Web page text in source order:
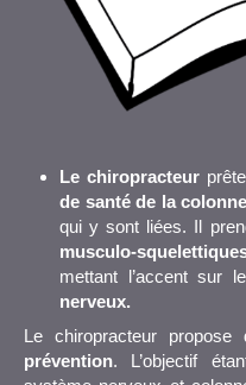
Le chiropracteurprête
de santé de la
qui y sont liées. Il
musculo-
mettant l’accent sur
nerveux.
Le chiropracteur propose
prévention. L’objectif